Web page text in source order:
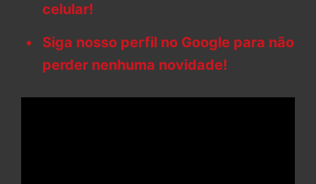
celular!
Siga nosso perfil no Google para não
perder nenhuma novidade!